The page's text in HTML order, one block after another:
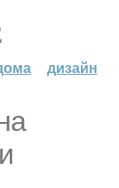
дизайн